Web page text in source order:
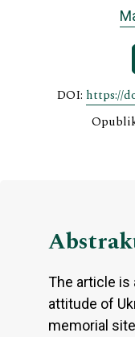
DOI: https://
The article is
attitude of
memorial